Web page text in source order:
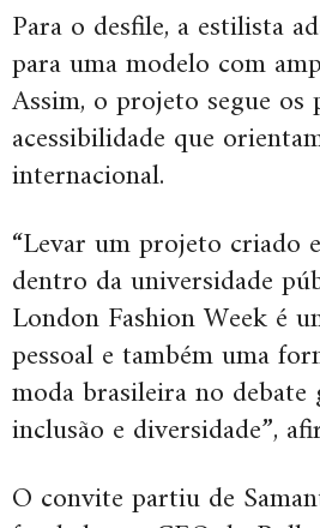
Para o desfile, a estilista
para uma modelo com
Assim, o projeto segue
acessibilidade que
internacional.
“Levar um projeto criado
dentro da universidade
London Fashion Week é
pessoal e também uma
moda brasileira no
inclusão e diversidade”,
O convite partiu de